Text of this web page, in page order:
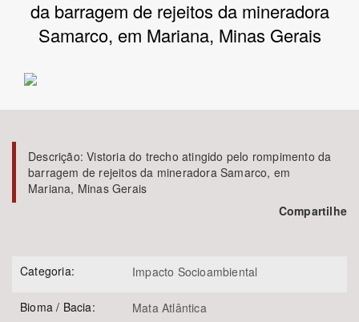
Bioma / Bacia
Tema
Área de Levantamento
Área Protegida
da barragem de rejeitos da mineradora
Samarco, em Mariana, Minas Gerais
Descrição:Vistoria do trecho atingido pelo rompimento da
barragem de rejeitos da mineradora Samarco, em
Mariana, Minas Gerais
Compartilhe
Categoria: Impacto Socioambiental
Bioma / Bacia:
Mata Atlântica